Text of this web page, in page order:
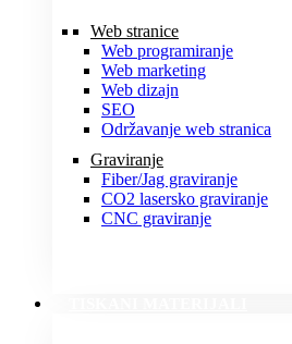
Web stranice
Web programiranje
Web marketing
Web dizajn
SEO
Održavanje web stranica
Graviranje
Fiber/Jag graviranje
CO2 lasersko graviranje
CNC graviranje